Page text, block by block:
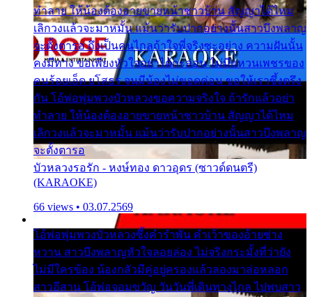
ทำลาย ให้น้องต้องอายขายหน้าชาวบ้าน สัญญาได้ไหม
เลิกวงแล้วจะมาหมั้น แม้นว่ารับปากอย่างนั้นสาวบึงพลาญ
จะตั้งตารอ ถึงเป็นคนไกลถ้าใจพี่จริงซะอย่าง ความฝันนั้น
คงมีทาง ขอเพียงหัวใจอย่าได้กะล่อน ไม่มีแหวนเพชรของ
คนร้อยเอ็ด ยโสธร จนมีน้องไม่ขอดค่อน ขอให้เราซึ้งตรึง
กัน โอ้พ่อพุ่มพวงบัวหลวงขอความจริงใจ ถ้ารักแล้วอย่า
ทำลาย ให้น้องต้องอายขายหน้าชาวบ้าน สัญญาได้ไหม
เลิกวงแล้วจะมาหมั้น แม้นว่ารับปากอย่างนั้นสาวบึงพลาญ
จะตั้งตารอ
บัวหลวงรอรัก - หงษ์ทอง ดาวอุดร (ซาวด์ดนตรี)
(KARAOKE)
66 views • 03.07.2569
โอ้พ่อพุ่มพวงบัวหลวงซึ้งคำรำพัน คำเว้าของอ้ายช่าง
หวาน สาวบึงพลาญหัวใจลอยล่อง ไม่จริงกระมั้งที่ว่ายัง
ไม่มีใครข้อง น้องกลัวมีคู่อยู่ครองแล้วลองมาล่อหลอก
สาวอีสาน โอ้พ่อจอมขวัญ วันวันพี่เดินทางไกล ไปพบสาว